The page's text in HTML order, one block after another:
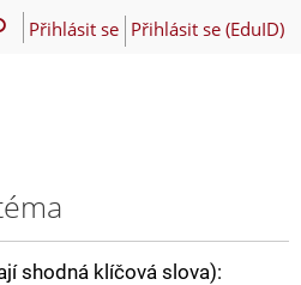
Přihlásit se Přihlásit se (EduID)
shodná klíčová slova):